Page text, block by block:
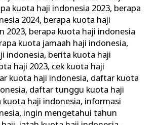
kuota haji indonesia 2023, berapa
2024, berapa kuota haji
2023, berapa kuota haji indonesia
kuota jamaah haji indonesia,
indonesia, berita kuota haji
haji 2023, cek kuota haji
kuota haji indonesia, daftar kuota
, daftar tunggu kuota haji
kuota haji indonesia, informasi
, ingin mengetahui tahun